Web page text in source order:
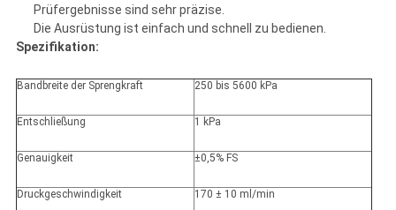
Prüfergebnisse sind sehr präzise.
Die Ausrüstung ist einfach und schnell zu bedienen.
Spezifikation:
Bandbreite der Sprengkraft 250 bis 5600 kPa
Entschließung 1 kPa
Genauigkeit ±0,5% FS
Druckgeschwindigkeit 170 ± 10 ml/min